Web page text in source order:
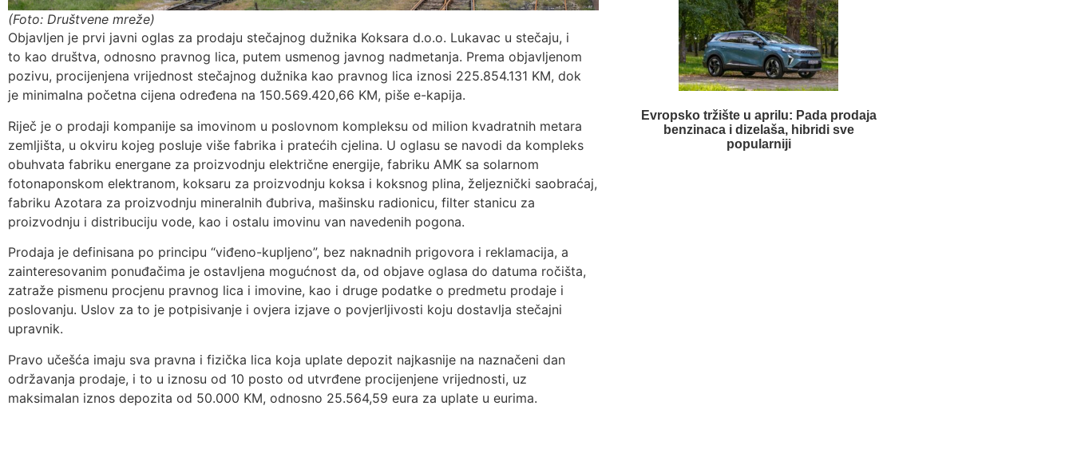
(Foto: Društvene mreže)
Objavljen je prvi javni oglas za prodaju stečajnog dužnika Koksara d.o.o. Lukavac u stečaju, i
to kao društva, odnosno pravnog lica, putem usmenog javnog nadmetanja. Prema objavljenom
pozivu, procijenjena vrijednost stečajnog dužnika kao pravnog lica iznosi 225.854.131 KM, dok
je minimalna početna cijena određena na 150.569.420,66 KM, piše e-kapija.
Riječ je o prodaji kompanije sa imovinom u poslovnom kompleksu od milion kvadratnih metara
zemljišta, u okviru kojeg posluje više fabrika i pratećih cjelina. U oglasu se navodi da kompleks
obuhvata fabriku energane za proizvodnju električne energije, fabriku AMK sa solarnom
fotonaponskom elektranom, koksaru za proizvodnju koksa i koksnog plina, željeznički saobraćaj,
fabriku Azotara za proizvodnju mineralnih đubriva, mašinsku radionicu, filter stanicu za
proizvodnju i distribuciju vode, kao i ostalu imovinu van navedenih pogona.
Prodaja je definisana po principu “viđeno-kupljeno”, bez naknadnih prigovora i reklamacija, a
zainteresovanim ponuđačima je ostavljena mogućnost da, od objave oglasa do datuma ročišta,
zatraže pismenu procjenu pravnog lica i imovine, kao i druge podatke o predmetu prodaje i
poslovanju. Uslov za to je potpisivanje i ovjera izjave o povjerljivosti koju dostavlja stečajni
upravnik.
Pravo učešća imaju sva pravna i fizička lica koja uplate depozit najkasnije na naznačeni dan
održavanja prodaje, i to u iznosu od 10 posto od utvrđene procijenjene vrijednosti, uz
maksimalan iznos depozita od 50.000 KM, odnosno 25.564,59 eura za uplate u eurima.
Evropsko tržište u aprilu: Pada prodaja
benzinaca i dizelaša, hibridi sve
popularniji